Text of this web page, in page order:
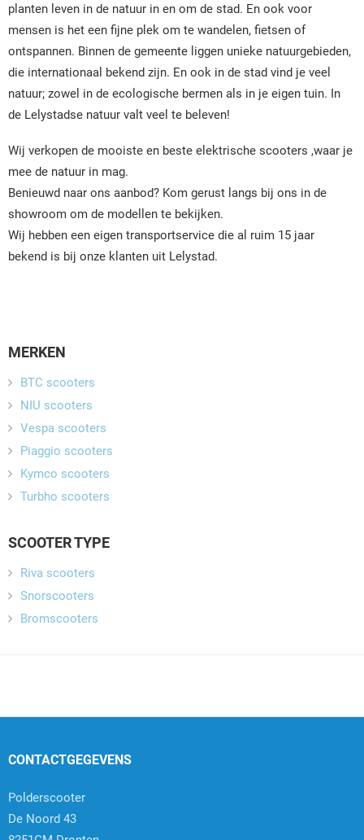
planten leven in de natuur in en om de stad. En ook voor
mensen is het een fijne plek om te wandelen, fietsen of
ontspannen. Binnen de gemeente liggen unieke natuurgebieden,
die internationaal bekend zijn. En ook in de stad vind je veel
natuur; zowel in de ecologische bermen als in je eigen tuin. In
de Lelystadse natuur valt veel te beleven!
Wij verkopen de mooiste en beste elektrische scooters ,waar je
mee de natuur in mag.
Benieuwd naar ons aanbod? Kom gerust langs bij ons in de
showroom om de modellen te bekijken.
Wij hebben een eigen transportservice die al ruim 15 jaar
bekend is bij onze klanten uit Lelystad.
MERKEN
BTC scooters
NIU scooters
Vespa scooters
Piaggio scooters
Kymco scooters
Turbho scooters
SCOOTER TYPE
Riva scooters
Snorscooters
Bromscooters
CONTACTGEGEVENS
Polderscooter
De Noord 43